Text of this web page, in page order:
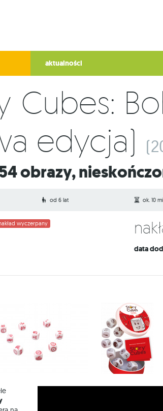
aktualności
Cubes:
edycja)
54 obrazy,
od 6 lat ok. 10
wyczerpany
data